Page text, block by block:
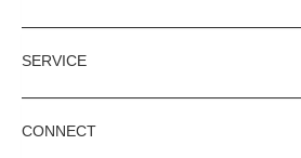
SERVICE
CONNECT